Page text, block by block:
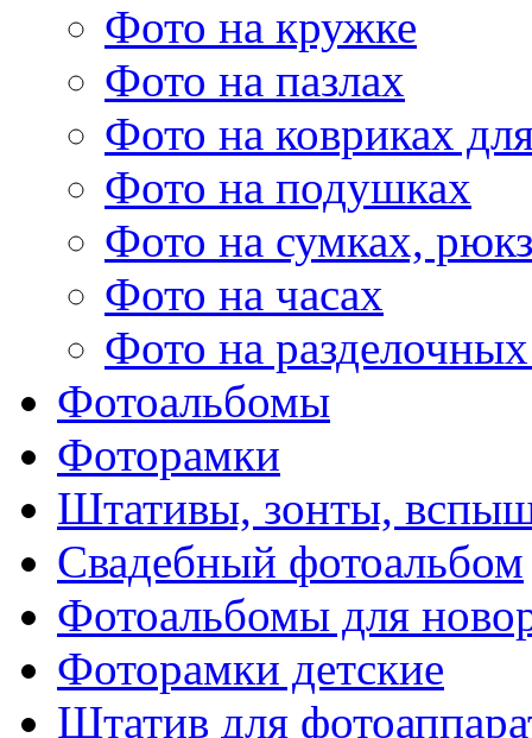
Фото на кружке
Фото на пазлах
Фото на ковриках
Фото на подушках
Фото на сумках,
Фото на часах
Фото на
Фотоальбомы
Фоторамки
Штативы, зонты,
Свадебный фотоальбом
Фотоальбомы для
Фоторамки детские
Штатив для